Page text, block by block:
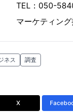
TEL：050-
マーケティング
ネス 調査
X